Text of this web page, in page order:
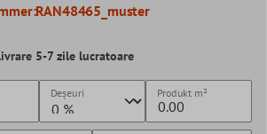
RAN48465_muster
5-7 zile lucratoare
Deșeuri Produkt m²